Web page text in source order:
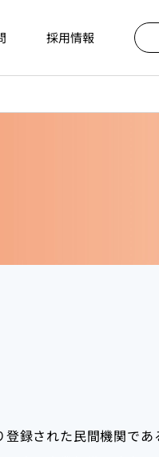
採用情報
録された民間機関であ